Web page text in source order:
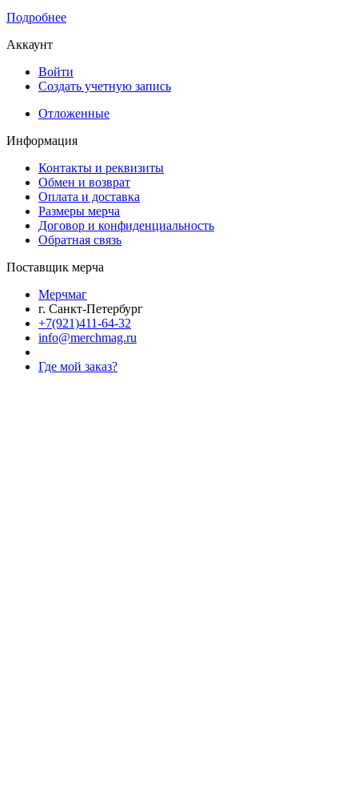
Подробнее
Аккаунт
Войти
Создать учетную запись
Отложенные
Информация
Контакты и реквизиты
Обмен и возврат
Оплата и доставка
Размеры мерча
Договор и конфиденциальность
Обратная связь
Поставщик мерча
Мерчмаг
г. Санкт-Петербург
+7(921)411-64-32
info@merchmag.ru
Где мой заказ?